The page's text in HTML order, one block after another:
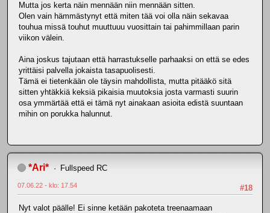
Mutta jos kerta näin mennään niin mennään sitten.
Olen vain hämmästynyt että miten tää voi olla näin sekavaa
touhua missä touhut muuttuuu vuosittain tai pahimmillaan parin
viikon välein.
Aina joskus tajutaan että harrastukselle parhaaksi on että se edes
yrittäisi palvella jokaista tasapuolisesti.
Tämä ei tietenkään ole täysin mahdollista, mutta pitääkö sitä
sitten yhtäkkiä keksiä pikaisia muutoksia josta varmasti suurin
osa ymmärtää että ei tämä nyt ainakaan asioita edistä suuntaan
mihin on porukka halunnut.
*Ari* Fullspeed RC
#18
07.06.22 - klo: 17.54
Nyt valot päälle! Ei sinne ketään pakoteta treenaamaan